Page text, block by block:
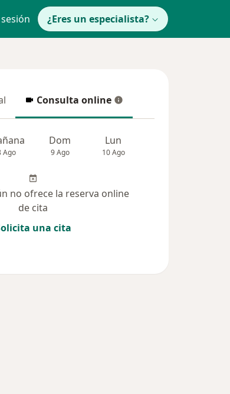
¿Eres un especialista?
Consulta online
Consulta online
Ago
Dom
9 Ago
Lun
10 Ago
no ofrece la reserva online
de cita
una cita